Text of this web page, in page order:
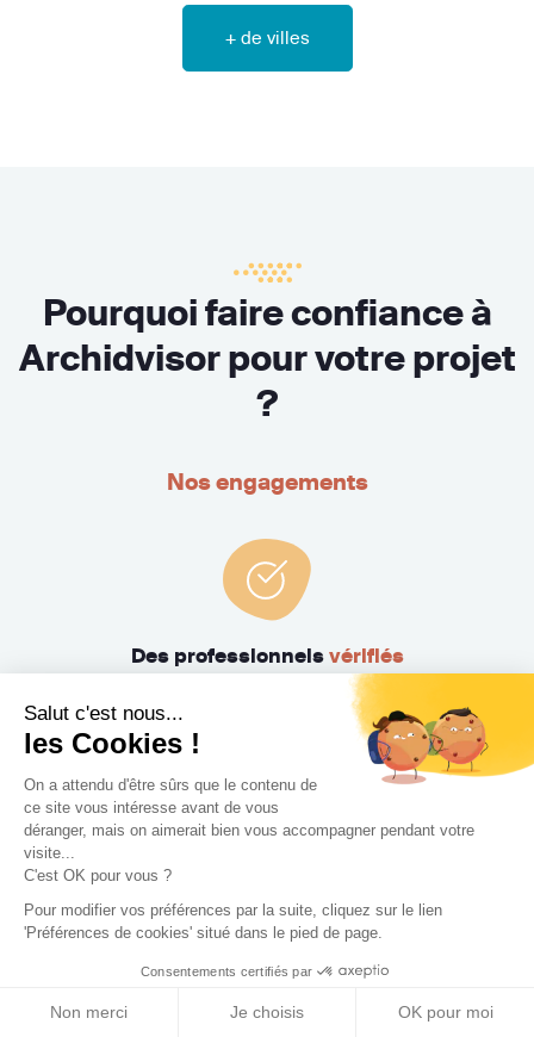
Salut c'est nous...
les Cookies !
On a attendu d'être sûrs que le contenu de
ce site vous intéresse avant de vous
déranger, mais on aimerait bien vous accompagner pendant votre
visite...
C'est OK pour vous ?
Pour modifier vos préférences par la suite, cliquez sur le lien
'Préférences de cookies' situé dans le pied de page.
Consentements certifiés par
Non merci Je choisis OK pour moi
+ de villes
Pourquoi faire confiance à
Archidvisor pour votre projet
?
Nos engagements
Des professionnels vérifiés
Nous comptabilisons plus de 2 500 architectes, architectes
d'intérieur, décorateurs, maîtres d'œuvre et paysagistes
vérifiés un à un par notre équipe.
Un accompagnement deA à Z
Nos Experts Travaux vous aident à trouver le Concepteur